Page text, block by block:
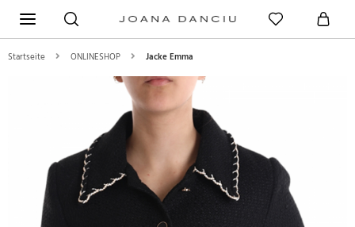
Startseite ONLINESHOP Jacke Emma